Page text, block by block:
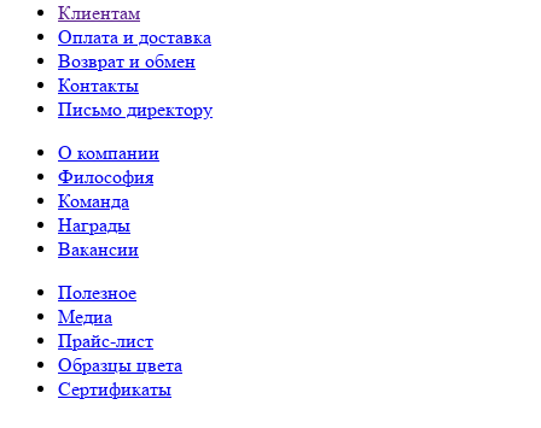
Клиентам
Оплата и доставка
Возврат и обмен
Контакты
Письмо директору
О компании
Философия
Команда
Награды
Вакансии
Полезное
Медиа
Прайс-лист
Образцы цвета
Сертификаты